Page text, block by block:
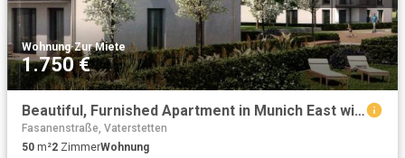
Wohnung·Zur Miete
1.750 €
Beautiful, Furnished Apartment in Munich East with Floor Heating and Loggia/Balcony and Underground Parking Space
Fasanenstraße, Vaterstetten
50 m²2 ZimmerWohnung